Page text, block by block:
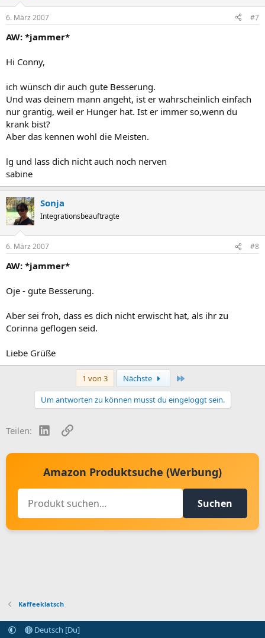
6. März 2007 #7
AW: *jammer*
Hi Conny,
ich wünsch dir auch gute Besserung.
Und was deinem mann angeht, ist er wahrscheinlich einfach
nur grantig, weil er Hunger hat. Ist er immer so,wenn du
krank bist?
Aber das kennen wohl die Meisten.
lg und lass dich nicht auch noch nerven
sabine
Sonja
Integrationsbeauftragte
6. März 2007 #8
AW: *jammer*
Oje - gute Besserung.
Aber sei froh, dass es dich nicht erwischt hat, als ihr zu
Corinna geflogen seid.
Liebe Grüße
1 von 3 Nächste
Um antworten zu können musst du eingeloggt sein.
Teilen: LinkedInLink
Amazon Produktsuche (Werbung)
Suchen
Kaffeeklatsch
Deutsch [Du]